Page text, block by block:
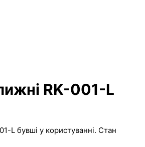
RK-001-L
L бувші у користуванні. Стан